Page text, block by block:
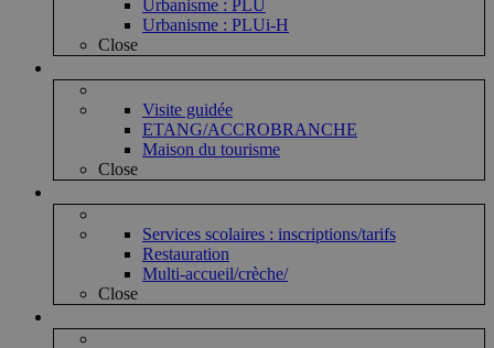
Urbanisme : PLU
Urbanisme : PLUi-H
Close
Visite guidée
ETANG/ACCROBRANCHE
Maison du tourisme
Close
Services scolaires : inscriptions/tarifs
Restauration
Multi-accueil/crèche/
Close